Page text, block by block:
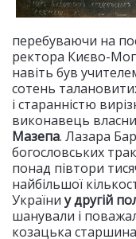
перебуваючи на
ректора Києво-
навіть був
сотень
і старанністю
виконавець
Мазепа. Лазара
богословських
понад півтори
найбільшої
Україниу другій
шанували і
козацька